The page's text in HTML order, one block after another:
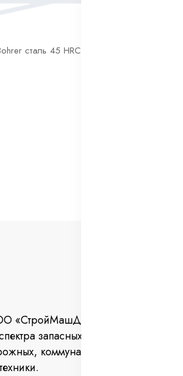
«СтройМашДеталь» занимается
запасных частей для
коммунальных машин и